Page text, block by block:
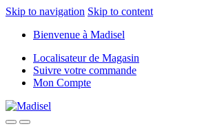
Skip to navigation Skip to content
Bienvenue à Madisel
Localisateur de Magasin
Suivre votre commande
Mon Compte